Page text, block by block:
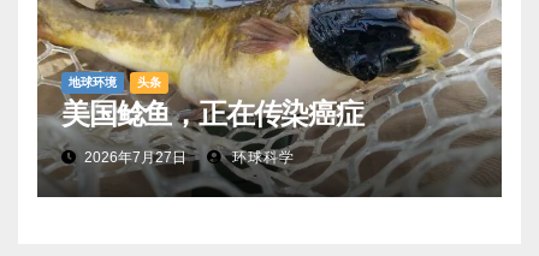
地球环境 头条
美国鲶鱼，正在传染癌症
2026年7月27日 环球科学